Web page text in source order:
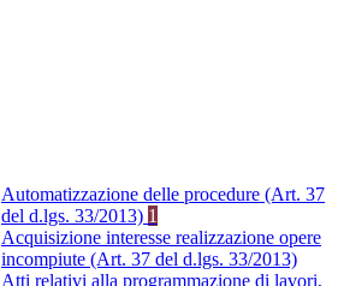
Automatizzazione delle procedure (Art. 37
del d.lgs. 33/2013) 1
Acquisizione interesse realizzazione opere
incompiute (Art. 37 del d.lgs. 33/2013)
Atti relativi alla programmazione di lavori,